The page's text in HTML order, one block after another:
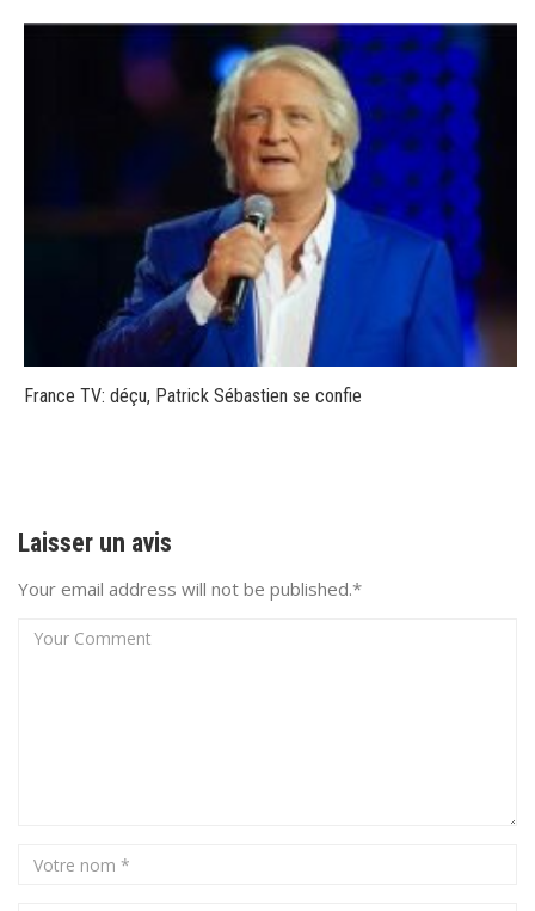
France TV: déçu, Patrick Sébastien se confie
Laisser un avis
Your email address will not be published.*